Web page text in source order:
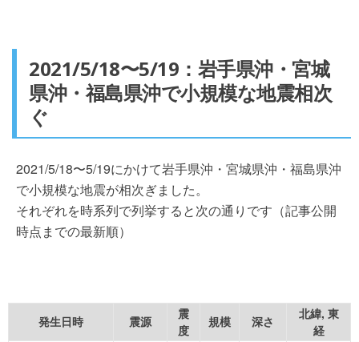
2021/5/18〜5/19：岩手県沖・宮城
県沖・福島県沖で小規模な地震相次
ぐ
2021/5/18〜5/19にかけて岩手県沖・宮城県沖・福島県沖
で小規模な地震が相次ぎました。
それぞれを時系列で列挙すると次の通りです（記事公開
時点までの最新順）
発生日時 震源
震
度
規模 深さ
北緯, 東
経